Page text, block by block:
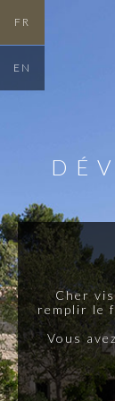
FR
EN
Cher
remplir le
Vous